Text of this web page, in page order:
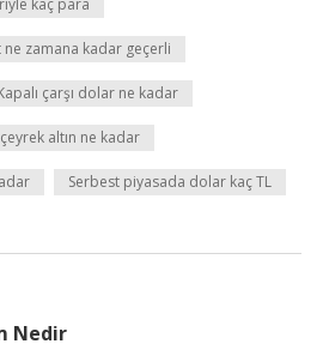
kaç para
zamana kadar geçerli
çarşı dolar ne kadar
altın ne kadar
Serbest piyasada dolar kaç TL
Nedir